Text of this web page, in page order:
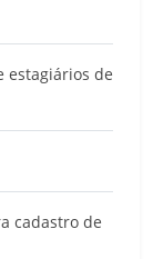
estagiários de
cadastro de